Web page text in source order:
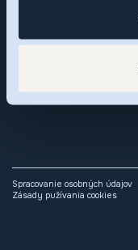
stretnutie.
Spracovanie osobných údajov
Zásady pužívania cookies